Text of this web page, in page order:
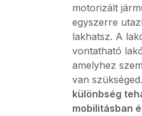
motorizált
egyszerre
lakhatsz. A
vontatható
amelyhez
van szükséged.
különbség
mobilitásban